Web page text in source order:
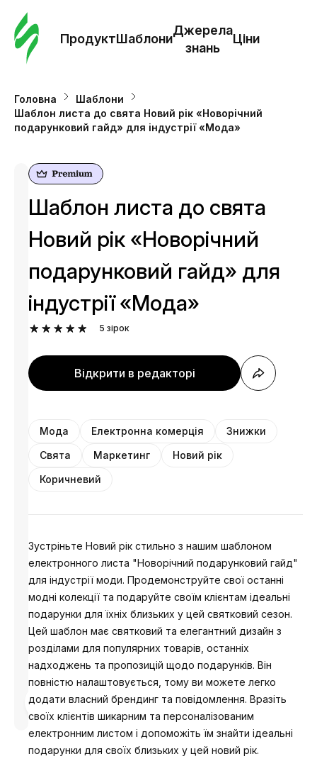
ПродуктШаблони
Джерела
знань
Ціни
Головна
Шаблони
Шаблон листа до свята Новий рік «Новорічний
подарунковий гайд» для індустрії «Мода»
Розроблено
Шаблон листа до свята
Новий рік «Новорічний
подарунковий гайд» для
індустрії «Мода»
5 зірок
Відкрити в редакторі
Мода Електронна комерція
Знижки
Свята
Маркетинг
Новий рік
Коричневий
Зустріньте Новий рік стильно з нашим шаблоном
електронного листа "Новорічний подарунковий гайд"
для індустрії моди. Продемонструйте свої останні
модні колекції та подаруйте своїм клієнтам ідеальні
подарунки для їхніх близьких у цей святковий сезон.
Цей шаблон має святковий та елегантний дизайн з
розділами для популярних товарів, останніх
надходжень та пропозицій щодо подарунків. Він
повністю налаштовується, тому ви можете легко
додати власний брендинг та повідомлення. Вразіть
своїх клієнтів шикарним та персоналізованим
електронним листом і допоможіть їм знайти ідеальні
подарунки для своїх близьких у цей новий рік.